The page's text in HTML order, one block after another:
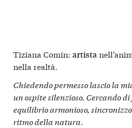
Tiziana Comin: artista
nella realtà.
Chiedendo permesso lascio la
un ospite silenzioso. Cercando
equilibrio armonioso,
ritmo della natura.